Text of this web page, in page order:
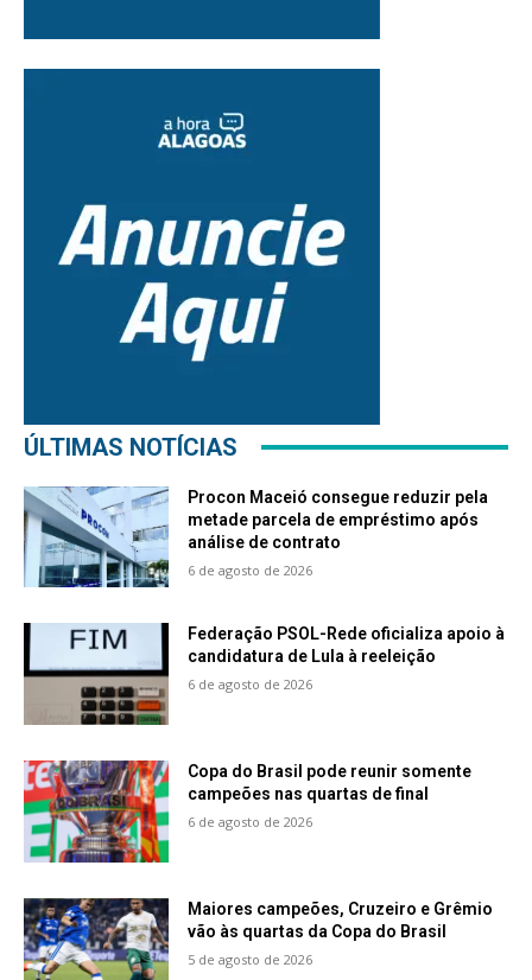
ÚLTIMAS NOTÍCIAS
Procon Maceió consegue reduzir pela
metade parcela de empréstimo após
análise de contrato
6 de agosto de 2026
Federação PSOL-Rede oficializa apoio à
candidatura de Lula à reeleição
6 de agosto de 2026
Copa do Brasil pode reunir somente
campeões nas quartas de final
6 de agosto de 2026
Maiores campeões, Cruzeiro e Grêmio
vão às quartas da Copa do Brasil
5 de agosto de 2026